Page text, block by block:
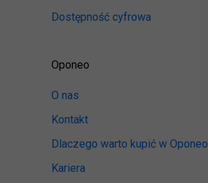
Dostępność cyfrowa
Oponeo
O nas
Kontakt
Dlaczego warto kupić w Oponeo
Kariera